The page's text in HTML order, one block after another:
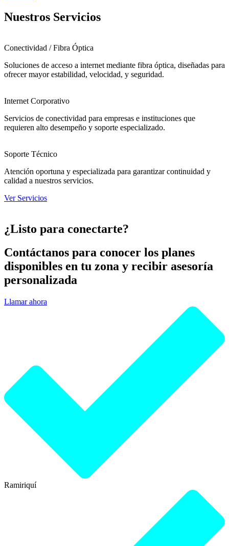
Nuestros Servicios
Conectividad / Fibra Óptica
Soluciones de acceso a internet mediante fibra óptica, diseñadas para
ofrecer mayor estabilidad, velocidad, y seguridad.
Internet Corporativo
Servicios de conectividad para empresas e instituciones que
requieren alto desempeño y soporte especializado.
Soporte Técnico
Atención oportuna y especializada para garantizar continuidad y
calidad a nuestros servicios.
Ver Servicios
¿Listo para conectarte?
Contáctanos para conocer los planes
disponibles en tu zona y recibir asesoría
personalizada
Llamar ahora
Ramiriquí